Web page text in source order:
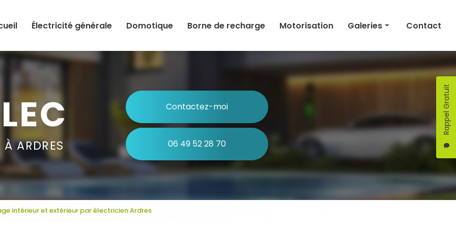
Rappel Gratuit
Électricité générale Domotique Borne de recharge Motorisation Galeries
Électricité générale
Domotique
Motorisation
Contact
À ARDRES
Contactez-moi
06 49 52 28 70
intérieur et extérieur par électricien Ardres